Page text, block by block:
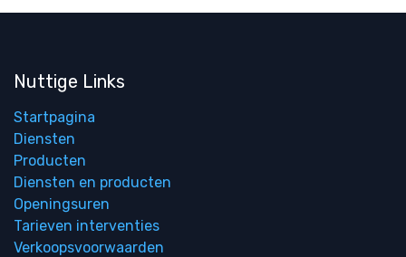
Nuttige Links
Startpagina
Diensten
Producten
Diensten en producten
Openingsuren
Tarieven interventies
Verkoopsvoorwaarden